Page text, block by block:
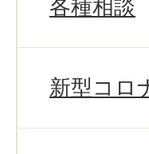
各種相談
新型コロ